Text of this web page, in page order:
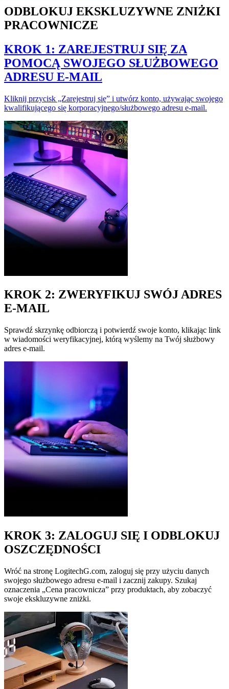
ODBLOKUJ EKSKLUZYWNE ZNIŻKI
PRACOWNICZE
KROK 1: ZAREJESTRUJ SIĘ ZA
POMOCĄ SWOJEGO SŁUŻBOWEGO
ADRESU E-MAIL
Kliknij przycisk „Zarejestruj się” i utwórz konto, używając swojego
kwalifikującego się korporacyjnego/służbowego adresu e-mail.
KROK 2: ZWERYFIKUJ SWÓJ ADRES
E-MAIL
Sprawdź skrzynkę odbiorczą i potwierdź swoje konto, klikając link
w wiadomości weryfikacyjnej, którą wyślemy na Twój służbowy
adres e-mail.
KROK 3: ZALOGUJ SIĘ I ODBLOKUJ
OSZCZĘDNOŚCI
Wróć na stronę LogitechG.com, zaloguj się przy użyciu danych
swojego służbowego adresu e-mail i zacznij zakupy. Szukaj
oznaczenia „Cena pracownicza” przy produktach, aby zobaczyć
swoje ekskluzywne zniżki.